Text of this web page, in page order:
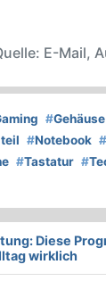
E-Mail,
#Gehäuse
#Notebook #
#Tastatur #
Diese
wirklich